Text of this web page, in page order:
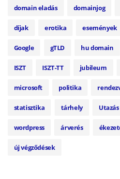
domain eladás domainjog
díjak erotika események
Google gTLD hu domain
ISZT ISZT-TT jubileum
microsoft politika
statisztika tárhely Utazás
wordpress árverés
új végződések